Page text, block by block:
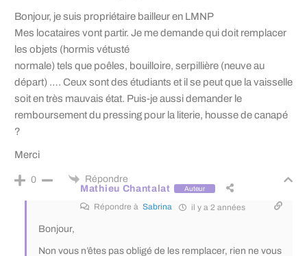
Bonjour, je suis propriétaire bailleur en LMNP
Mes locataires vont partir. Je me demande qui doit remplacer
les objets (hormis vétusté
normale) tels que poêles, bouilloire, serpillière (neuve au
départ) …. Ceux sont des étudiants et il se peut que la vaisselle
soit en très mauvais état. Puis-je aussi demander le
remboursement du pressing pour la literie, housse de canapé
?
Merci
0
Répondre
Mathieu Chantalat
Auteur
Répondre à Sabrina il y a 2 années
Bonjour,
Non vous n’êtes pas obligé de les remplacer, rien ne vous